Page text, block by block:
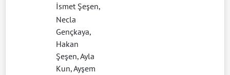
İsmet Şeşen,
Necla
Gençkaya,
Hakan
Şeşen, Ayla
Kun, Ayşem